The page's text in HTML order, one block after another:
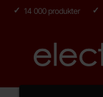
14 000 produkter